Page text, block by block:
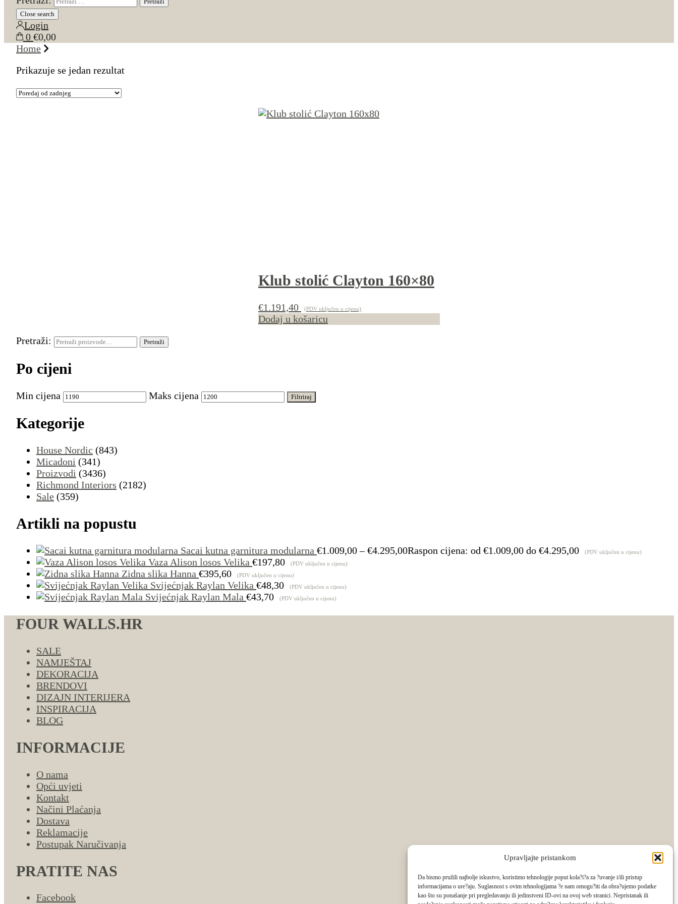
Upravljajte pristankom
Da bismo pružili najbolje iskustvo, koristimo tehnologije poput kola?i?a za ?uvanje i/ili pristup
informacijama o ure?aju. Suglasnost s ovim tehnologijama ?e nam omogu?iti da obra?ujemo podatke
kao što su ponašanje pri pregledavanju ili jedinstveni ID-ovi na ovoj web stranici. Nepristanak ili
Close search
Login
0 €0,00
Home
Prikazuje se jedan rezultat
Klub stolić Clayton 160×80
€1.191,40 (PDV uključen u cijenu)
Dodaj u košaricu
Pretraži:
Pretraži
Po cijeni
Min cijena Maks cijena Filtriraj
Kategorije
House Nordic (843)
Micadoni (341)
Proizvodi (3436)
Richmond Interiors (2182)
Sale (359)
Artikli na popustu
Sacai kutna garnitura modularna €1.009,00 – €4.295,00Raspon cijena: od €1.009,00 do €4.295,00 (PDV uključen u cijenu)
Vaza Alison losos Velika €197,80 (PDV uključen u cijenu)
Zidna slika Hanna €395,60 (PDV uključen u cijenu)
Svijećnjak Raylan Velika €48,30 (PDV uključen u cijenu)
Svijećnjak Raylan Mala €43,70 (PDV uključen u cijenu)
FOUR WALLS.HR
SALE
NAMJEŠTAJ
DEKORACIJA
BRENDOVI
DIZAJN INTERIJERA
INSPIRACIJA
BLOG
INFORMACIJE
O nama
Opći uvjeti
Kontakt
Načini Plaćanja
Dostava
Reklamacije
Postupak Naručivanja
PRATITE NAS
Facebook